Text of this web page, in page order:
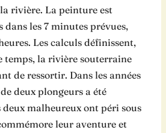
rivière. La peinture est
dans les 7 minutes prévues,
Les calculs définissent,
temps, la rivière souterraine
de ressortir. Dans les années
deux plongeurs a été
malheureux ont péri sous
leur aventure et